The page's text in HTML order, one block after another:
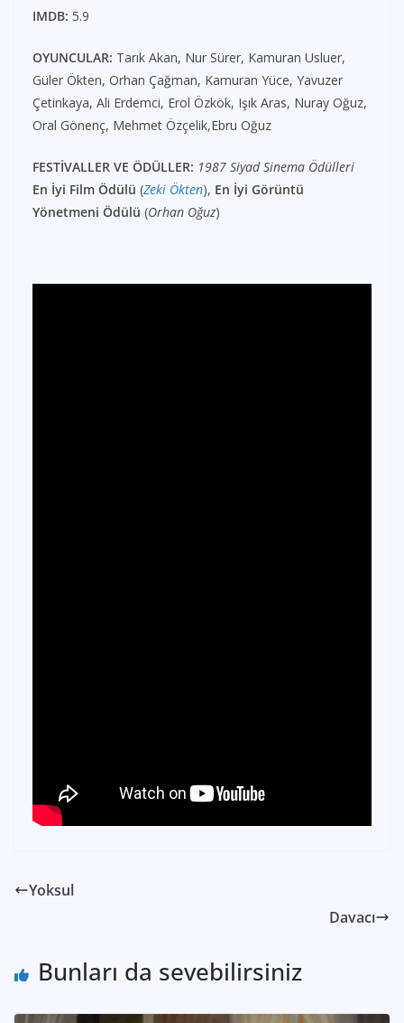
IMDB: 5.9
OYUNCULAR: Tarık Akan, Nur Sürer, Kamuran Usluer,
Güler Ökten, Orhan Çağman, Kamuran Yüce, Yavuzer
Çetinkaya, Ali Erdemci, Erol Özkök, Işık Aras, Nuray Oğuz,
Oral Gönenç, Mehmet Özçelik,Ebru Oğuz
FESTİVALLER VE ÖDÜLLER: 1987 Siyad Sinema Ödülleri
En İyi Film Ödülü (Zeki Ökten), En İyi Görüntü
Yönetmeni Ödülü (Orhan Oğuz)
Yoksul
Davacı
Bunları da sevebilirsiniz